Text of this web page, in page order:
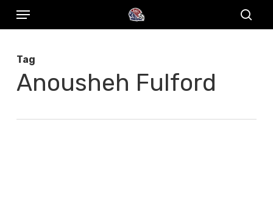
Skip
content
Menu
Tag
Anousheh Fulford